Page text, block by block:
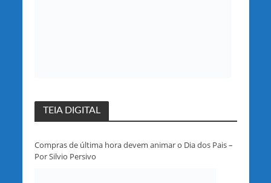
TEIA DIGITAL
Compras de última hora devem animar o Dia dos Pais –
Por Silvio Persivo